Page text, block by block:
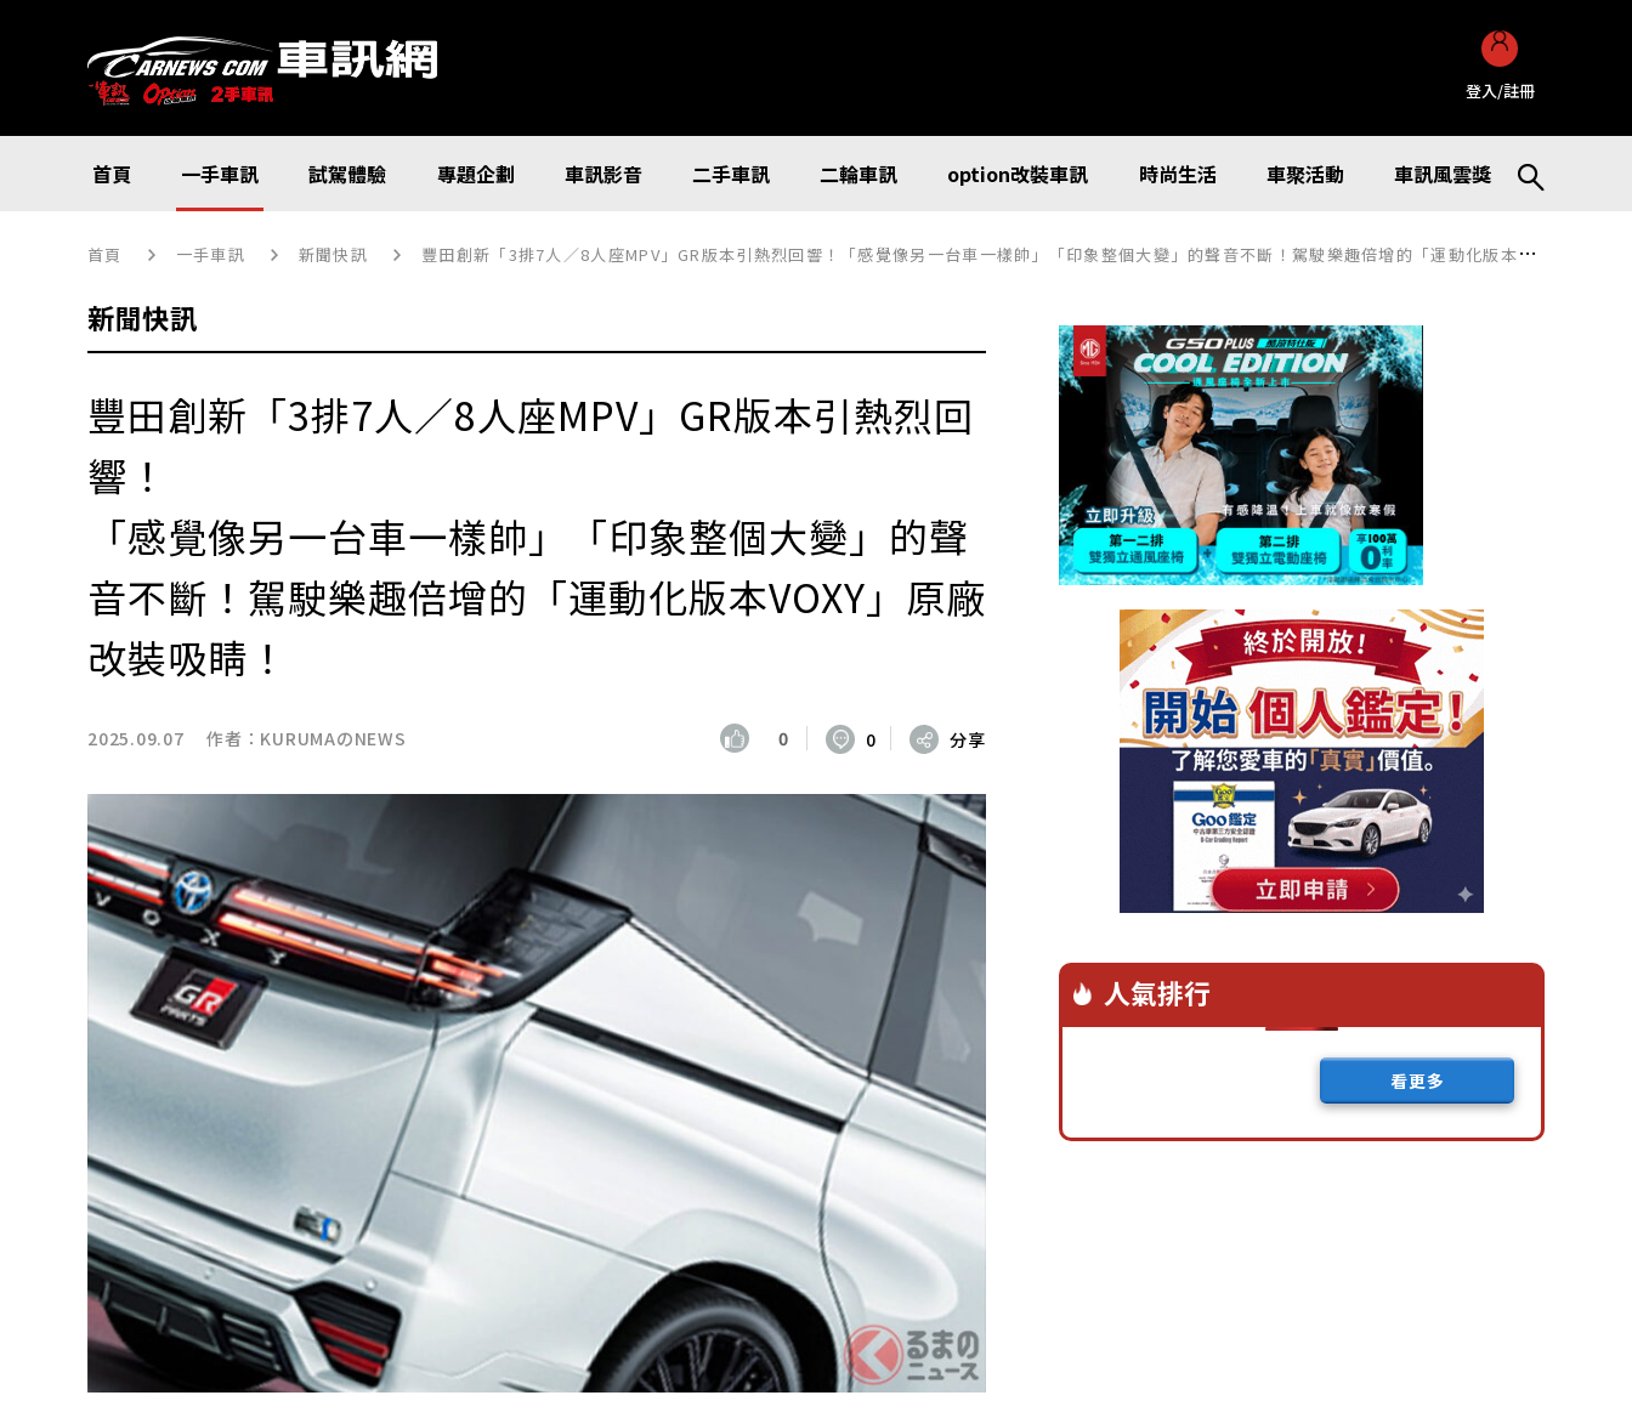
登入/註冊
首頁 一手車訊 試駕體驗 專題企劃 車訊影音 二手車訊 二輪車訊 option改裝車訊 時尚生活 車聚活動 車訊風雲獎
首頁 一手車訊 新聞快訊 豐田創新「3排7人／8人座MPV」GR版本引熱烈回響！「感覺像另一台車一樣帥」「印象整個大變」的聲音不斷！駕駛樂趣倍增的「運動化版本VOXY」原廠改裝吸睛！
新聞快訊
豐田創新「3排7人／8人座MPV」GR版本引熱烈回
響！
「感覺像另一台車一樣帥」「印象整個大變」的聲
音不斷！駕駛樂趣倍增的「運動化版本VOXY」原廠
改裝吸睛！
2025.09.07 作者： KURUMAのNEWS 0 0 分享
人氣排行
看更多